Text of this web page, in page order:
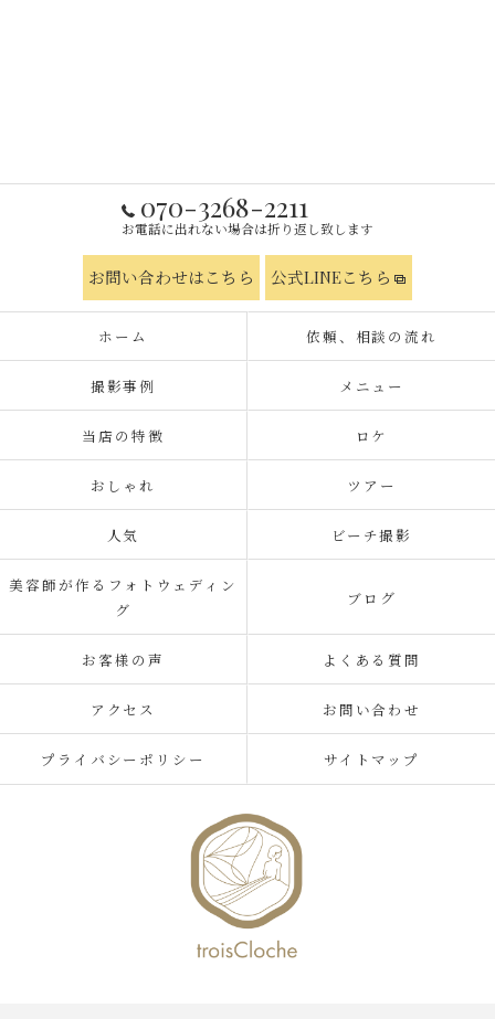
070-3268-2211
お電話に出れない場合は折り返し致します
お問い合わせはこちら 公式LINEこちら
ホーム 依頼、相談の流れ
撮影事例 メニュー
当店の特徴 ロケ
おしゃれ ツアー
人気 ビーチ撮影
美容師が作るフォトウェディン
グ
ブログ
お客様の声 よくある質問
アクセス お問い合わせ
プライバシーポリシー サイトマップ